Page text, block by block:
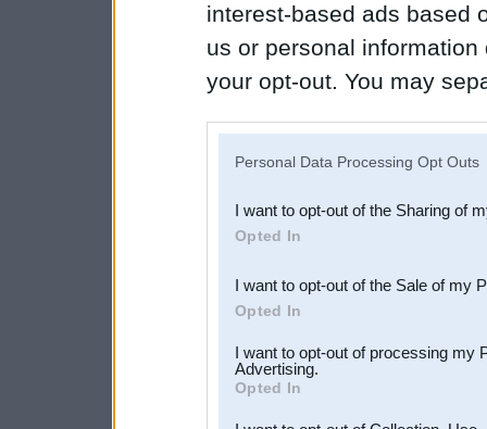
interest-based ads based
us or personal
your opt-out. You may
Downstream Participants
third parties.
Personal Data Processing Opt Outs
I want to opt-out of the Sharing of
Opted In
I want to opt-out of the Sale of my
Opted In
I want to opt-out of processing my
Advertising.
Opted In